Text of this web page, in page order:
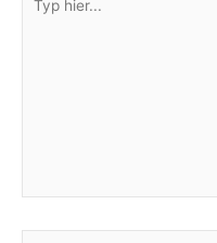
hier...